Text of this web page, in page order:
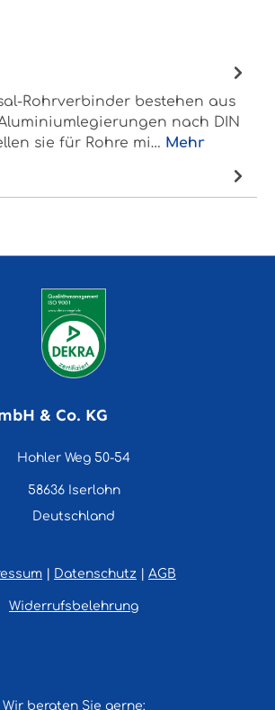
Rohrverbinder bestehen aus
nach DIN
sie für Rohre mi… Mehr
& Co. KG
Hohler Weg 50-54
58636 Iserlohn
Deutschland
Datenschutz AGB
Widerrufsbelehrung
Wir beraten Sie gerne: